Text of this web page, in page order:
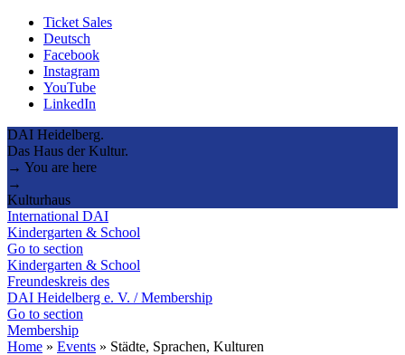
Ticket Sales
Deutsch
Facebook
Instagram
YouTube
LinkedIn
DAI Heidelberg.
Das Haus der Kultur.
→ You are here
→
Kulturhaus
International DAI
Kindergarten & School
Go to section
Kindergarten & School
Freundeskreis des
DAI Heidelberg e. V. / Membership
Go to section
Membership
Home » Events » Städte, Sprachen, Kulturen